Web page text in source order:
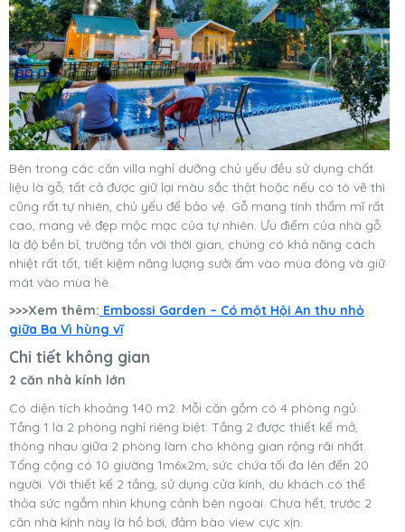
Bên trong các căn villa nghỉ dưỡng chủ yếu đều sử dụng chất
liệu là gỗ, tất cả được giữ lại màu sắc thật hoặc nếu có tô vẽ thì
cũng rất tự nhiên, chủ yếu để bảo vệ. Gỗ mang tính thẩm mĩ rất
cao, mang vẻ đẹp mộc mạc của tự nhiên. Ưu điểm của nhà gỗ
là độ bền bỉ, trường tồn với thời gian, chúng có khả năng cách
nhiệt rất tốt, tiết kiệm năng lượng sưởi ấm vào mùa đông và giữ
mát vào mùa hè.
>>>Xem thêm: Embossi Garden – Có một Hội An thu nhỏ
giữa Ba Vì hùng vĩ
Chi tiết không gian
2 căn nhà kính lớn
Có diện tích khoảng 140 m2. Mỗi căn gồm có 4 phòng ngủ.
Tầng 1 là 2 phòng nghỉ riêng biệt. Tầng 2 được thiết kế mở,
thông nhau giữa 2 phòng làm cho không gian rộng rãi nhất.
Tổng cộng có 10 giường 1m6x2m, sức chứa tối đa lên đến 20
người. Với thiết kế 2 tầng, sử dụng cửa kính, du khách có thể
thỏa sức ngắm nhìn khung cảnh bên ngoài. Chưa hết, trước 2
căn nhà kính này là hồ bơi, đảm bào view cực xịn.